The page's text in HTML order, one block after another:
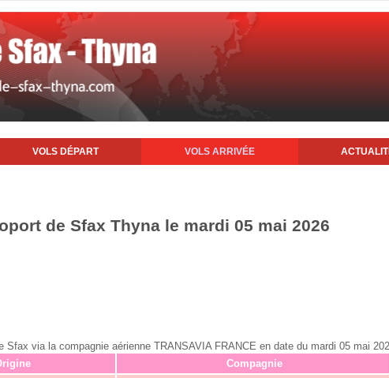
VOLS DÉPART VOLS ARRIVÉE
de Sfax Thyna le mardi 05 mai 2026
via la compagnie aérienne TRANSAVIA FRANCE en date du mardi 05 mai
Compagnie